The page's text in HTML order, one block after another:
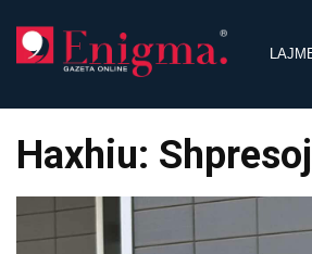
content
Haxhiu: